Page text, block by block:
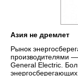
Азия не дремлет
Рынок
производителями
General Electric.